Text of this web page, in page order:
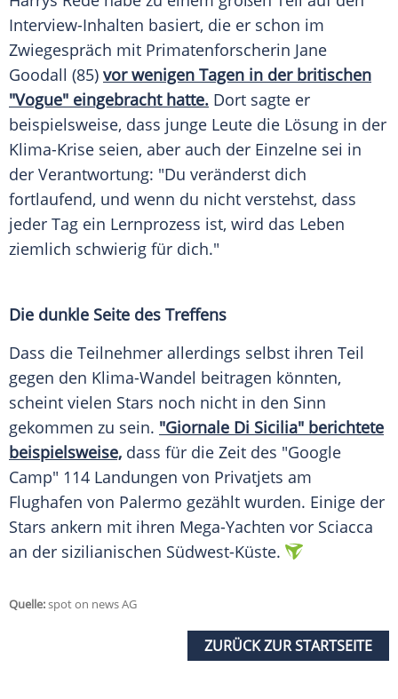
Interview-Inhalten basiert, die er schon im
Zwiegespräch mit Primatenforscherin Jane
Goodall (85) vor wenigen Tagen in der britischen
"Vogue" eingebracht hatte. Dort sagte er
beispielsweise, dass junge Leute die Lösung in der
Klima-Krise seien, aber auch der Einzelne sei in
der Verantwortung: "Du veränderst dich
fortlaufend, und wenn du nicht verstehst, dass
jeder Tag ein Lernprozess ist, wird das Leben
ziemlich schwierig für dich."
Die dunkle Seite des Treffens
Dass die Teilnehmer allerdings selbst ihren Teil
gegen den Klima-Wandel beitragen könnten,
scheint vielen Stars noch nicht in den Sinn
gekommen zu sein. "Giornale Di Sicilia" berichtete
beispielsweise, dass für die Zeit des "Google
Camp" 114 Landungen von Privatjets am
Flughafen von Palermo gezählt wurden. Einige der
Stars ankern mit ihren Mega-Yachten vor Sciacca
an der sizilianischen Südwest-Küste.
Quelle:spot on news AG
ZURÜCK ZUR STARTSEITE